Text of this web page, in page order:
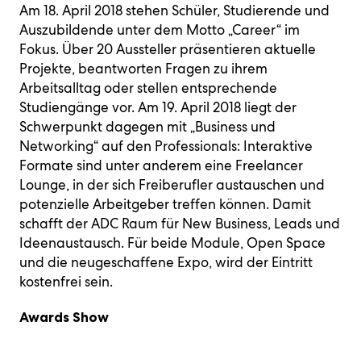
Am 18. April 2018 stehen Schüler, Studierende und
Auszubildende unter dem Motto „Career“ im
Fokus. Über 20 Aussteller präsentieren aktuelle
Projekte, beantworten Fragen zu ihrem
Arbeitsalltag oder stellen entsprechende
Studiengänge vor. Am 19. April 2018 liegt der
Schwerpunkt dagegen mit „Business und
Networking“ auf den Professionals: Interaktive
Formate sind unter anderem eine Freelancer
Lounge, in der sich Freiberufler austauschen und
potenzielle Arbeitgeber treffen können. Damit
schafft der ADC Raum für New Business, Leads und
Ideenaustausch. Für beide Module, Open Space
und die neugeschaffene Expo, wird der Eintritt
kostenfrei sein.
Awards Show